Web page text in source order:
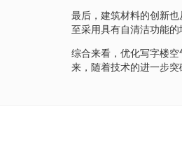
最后，建筑材料的创新
至采用具有自清洁功能的
综合来看，优化写字楼
来，随着技术的进一步